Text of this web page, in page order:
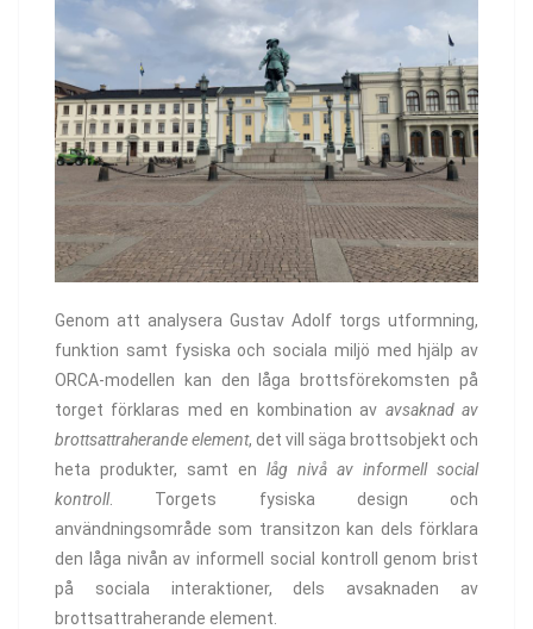
Genom att analysera Gustav Adolf torgs utformning,
funktion samt fysiska och sociala miljö med hjälp av
ORCA-modellen kan den låga brottsförekomsten på
torget förklaras med en kombination av avsaknad av
brottsattraherande element, det vill säga brottsobjekt och
heta produkter, samt en låg nivå av informell social
kontroll. Torgets fysiska design och
användningsområde som transitzon kan dels förklara
den låga nivån av informell social kontroll genom brist
på sociala interaktioner, dels avsaknaden av
brottsattraherande element.